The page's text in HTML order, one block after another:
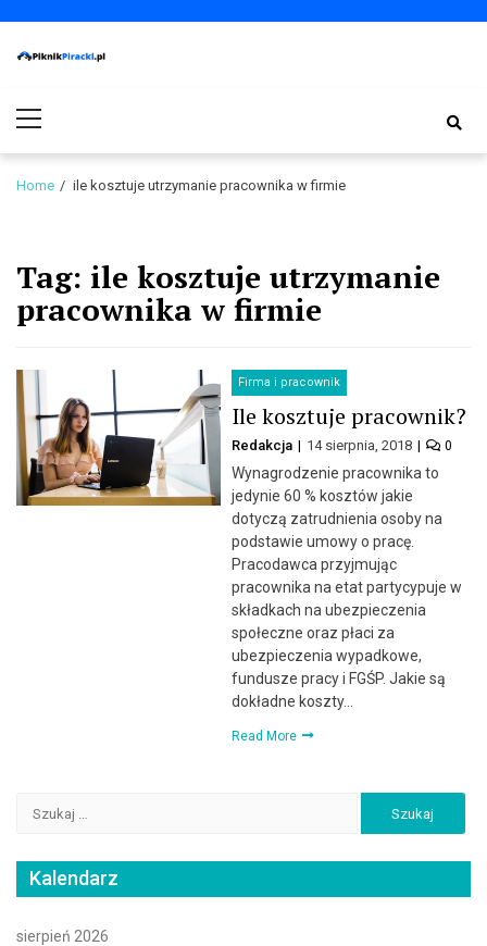
navigation
content
Menu
Home ile kosztuje utrzymanie pracownika w firmie
Tag: ile kosztuje utrzymanie
pracownika w firmie
Firma i pracownik
Ile kosztuje pracownik?
Redakcja 14 sierpnia, 2018 0
Wynagrodzenie pracownika to
jedynie 60 % kosztów jakie
dotyczą zatrudnienia osoby na
podstawie umowy o pracę.
Pracodawca przyjmując
pracownika na etat partycypuje w
składkach na ubezpieczenia
społeczne oraz płaci za
ubezpieczenia wypadkowe,
fundusze pracy i FGŚP. Jakie są
dokładne koszty…
Read More
Kalendarz
sierpień 2026